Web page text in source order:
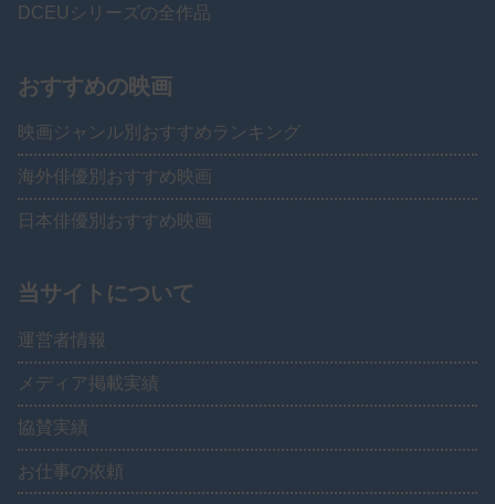
DCEUシリーズの全作品
おすすめの映画
映画ジャンル別おすすめランキング
海外俳優別おすすめ映画
日本俳優別おすすめ映画
当サイトについて
運営者情報
メディア掲載実績
協賛実績
お仕事の依頼